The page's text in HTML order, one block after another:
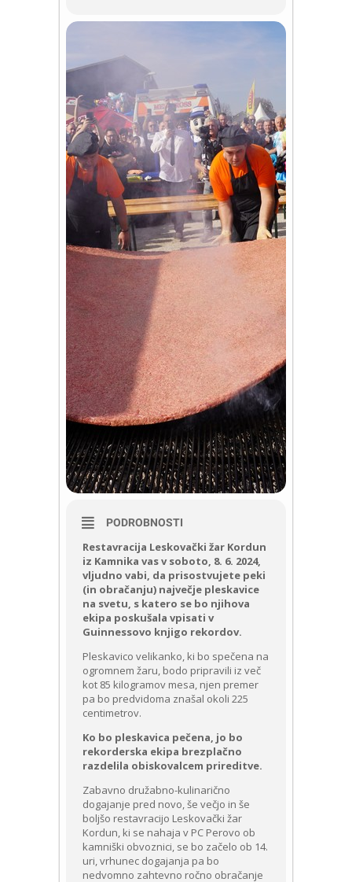
PODROBNOSTI
Restavracija Leskovački žar Kordun
iz Kamnika vas v soboto, 8. 6. 2024,
vljudno vabi, da prisostvujete peki
(in obračanju) največje pleskavice
na svetu, s katero se bo njihova
ekipa poskušala vpisati v
Guinnessovo knjigo rekordov.
Pleskavico velikanko, ki bo spečena na
ogromnem žaru, bodo pripravili iz več
kot 85 kilogramov mesa, njen premer
pa bo predvidoma znašal okoli 225
centimetrov.
Ko bo pleskavica pečena, jo bo
rekorderska ekipa brezplačno
razdelila obiskovalcem prireditve.
Zabavno družabno-kulinarično
dogajanje pred novo, še večjo in še
boljšo restavracijo Leskovački žar
Kordun, ki se nahaja v PC Perovo ob
kamniški obvoznici, se bo začelo ob 14.
uri, vrhunec dogajanja pa bo
nedvomno zahtevno ročno obračanje